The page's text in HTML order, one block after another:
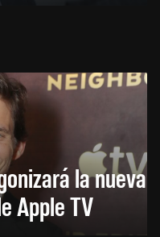
la nueva
Apple TV